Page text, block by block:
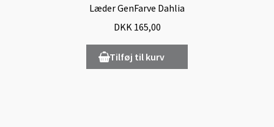
Læder GenFarve Dahlia
DKK 165,00
Tilføj til kurv